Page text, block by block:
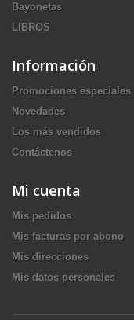
Bayonetas
LIBROS
Información
Promociones especiales
Novedades
Los más vendidos
Contáctenos
Mi cuenta
Mis pedidos
Mis facturas por abono
Mis direcciones
Mis datos personales